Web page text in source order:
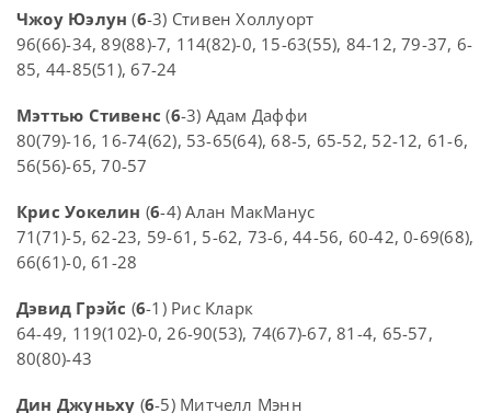
Чжоу Юэлун (6-3) Стивен Холлуорт
96(66)-34, 89(88)-7, 114(82)-0, 15-63(55), 84-12, 79-37, 6-
85, 44-85(51), 67-24
Мэттью Стивенс (6-3) Адам Даффи
80(79)-16, 16-74(62), 53-65(64), 68-5, 65-52, 52-12, 61-6,
56(56)-65, 70-57
Крис Уокелин (6-4) Алан МакМанус
71(71)-5, 62-23, 59-61, 5-62, 73-6, 44-56, 60-42, 0-69(68),
66(61)-0, 61-28
Дэвид Грэйс (6-1) Рис Кларк
64-49, 119(102)-0, 26-90(53), 74(67)-67, 81-4, 65-57,
80(80)-43
Дин Джуньху (6-5) Митчелл Мэнн